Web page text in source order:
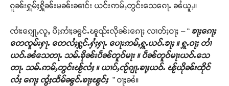
ၵူၼ်းႁူမ်ႈႁိူၼ်းမၼ်းၼၢင်း ယင်းဢမ်ႇတွင်းသေၵေႃႉ ၼႆယူႇ။
ၸၢႆးၵျေႃႇလူႇ ပီႈဢၢႆႈၼွင်ႉၽူၺ်းလိုၼ်းၵေႃႈ လၢတ်ႈဝႃႈ – “ ၶႃႈၵေႃႈ
တေၸူမ်းႁႃႉ တေလႆႈႁွင်ႉႁႆႈႁႃႉ ပေႃးဢမ်ႇႁူႉယဝ်ႉၶႃႈ ။ ႁူႉဝႃႈ တၢႆ
ယဝ်ႉၼႆသေတႃႉ သမ်ႉၶိုၼ်းပဵၼ်တူဝ်မႃး ။ ပဵၼ်တူဝ်မႃးယဝ်ႉသေ
တႃႉ သမ်ႉဢမ်ႇတွင်းၽႂ်လႆႈ ။ ယၢပ်ႇၸႂ်ၵျႃႉၶႃႈယဝ်ႉ ၽႂ်ယိုၼ်းထိုင်
လႆႈ ၵေႃႈ ၸွႆႈထႅမ်ၼွင်ႉၶႃႈၽွင်ႈ” ဝႃႈၼႆ။